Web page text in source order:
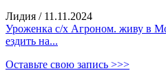
Лидия / 11.11.2024
Уроженка с/х Агроном. живу в
ездить на...
Оставьте свою запись >>>